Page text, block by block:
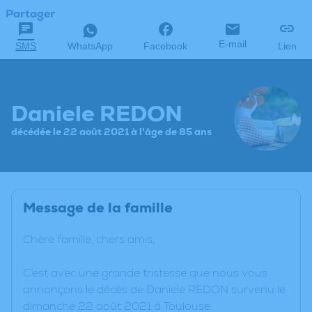
Partager
SMS WhatsApp Facebook E-mail Lien
Daniele REDON
décédée le 22 août 2021 à l'âge de 85 ans
Message de la famille
Chère famille, chers amis,
C’est avec une grande tristesse que nous vous
annonçons le décès de Daniele REDON survenu le
dimanche 22 août 2021 à Toulouse.